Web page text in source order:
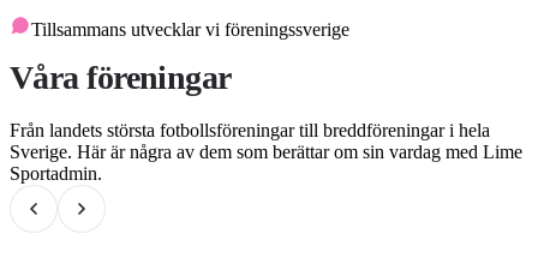
Tillsammans utvecklar vi föreningssverige
Våra föreningar
Från landets största fotbollsföreningar till breddföreningar i hela
Sverige. Här är några av dem som berättar om sin vardag med Lime
Sportadmin.